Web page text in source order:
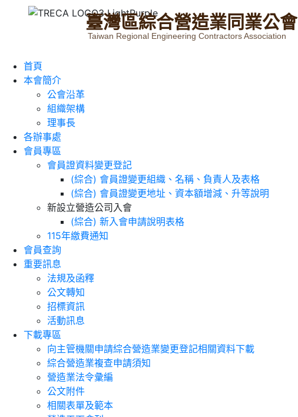
臺灣區綜合營造業同業公會
Taiwan Regional Engineering Contractors Association
首頁
本會簡介
公會沿革
組織架構
理事長
各辦事處
會員專區
會員證資料變更登記
(綜合) 會員證變更組織、名稱、負責人及表格
(綜合) 會員證變更地址、資本額增減、升等說明
新設立營造公司入會
(綜合) 新入會申請說明表格
115年繳費通知
會員查詢
重要訊息
法規及函釋
公文轉知
招標資訊
活動訊息
下載專區
向主管機關申請綜合營造業變更登記相關資料下載
綜合營造業複查申請須知
營造業法令彙編
公文附件
相關表單及範本